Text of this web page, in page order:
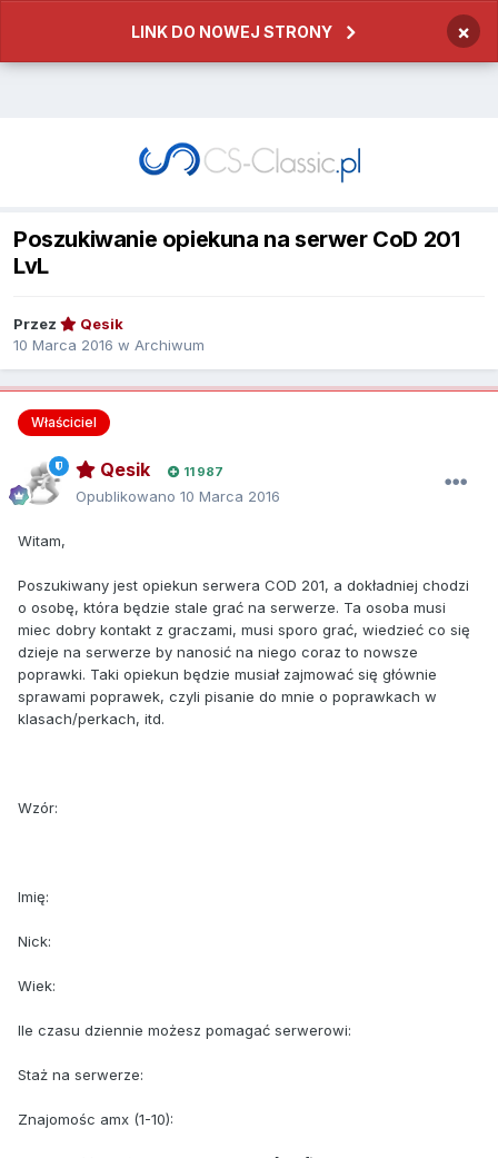
LINK DO NOWEJ STRONY ×
Poszukiwanie opiekuna na serwer CoD 201
LvL
Przez
Qesik
10 Marca 2016 w Archiwum
Właściciel
Qesik 11 987
Opublikowano 10 Marca 2016
Witam,
Poszukiwany jest opiekun serwera COD 201, a dokładniej chodzi
o osobę, która będzie stale grać na serwerze. Ta osoba musi
miec dobry kontakt z graczami, musi sporo grać, wiedzieć co się
dzieje na serwerze by nanosić na niego coraz to nowsze
poprawki. Taki opiekun będzie musiał zajmować się głównie
sprawami poprawek, czyli pisanie do mnie o poprawkach w
klasach/perkach, itd.
Wzór:
Imię:
Nick:
Wiek:
Ile czasu dziennie możesz pomagać serwerowi:
Staż na serwerze:
Znajomośc amx (1-10):